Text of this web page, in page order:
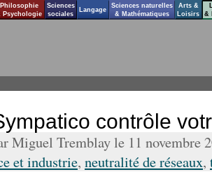
contrôle
Miguel Tremblay le 11 novembre
et industrie, neutralité de réseaux,
Philosophie
Psychologie
Sciences
sociales
Langage
Sciences naturelles
& Mathématiques
Arts &
Loisirs
&